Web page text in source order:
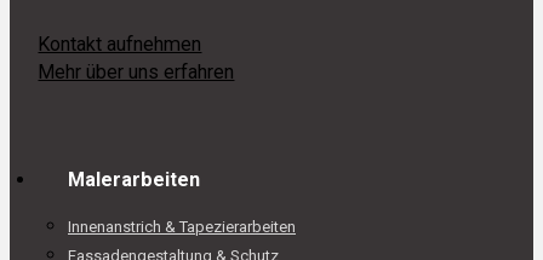
Kontakt aufnehmen
Mehr über uns erfahren
Malerarbeiten
Innenanstrich & Tapezierarbeiten
Fassadengestaltung & Schutz